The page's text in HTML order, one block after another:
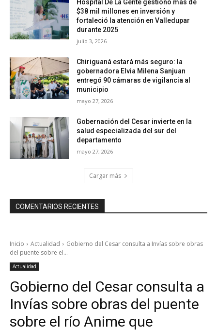
Hospital De La Gente gestionó más de
$38 mil millones en inversión y
fortaleció la atención en Valledupar
durante 2025
julio 3, 2026
Chiriguaná estará más seguro: la
gobernadora Elvia Milena Sanjuan
entregó 90 cámaras de vigilancia al
municipio
mayo 27, 2026
Gobernación del Cesar invierte en la
salud especializada del sur del
departamento
mayo 27, 2026
Cargar más
COMENTARIOS RECIENTES